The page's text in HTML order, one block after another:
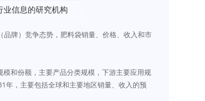
业信息的研究机构
牌）竞争态势，肥料袋销量、价格、收入和市
和份额，主要产品分类规模，下游主要应用规
年，主要包括全球和主要地区销量、收入的预